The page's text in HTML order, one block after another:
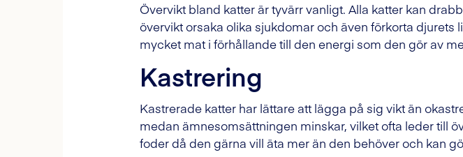
Övervikt bland katter är tyvärr vanligt. Alla katter kan
övervikt orsaka olika sjukdomar och även förkorta djurets
mycket mat i förhållande till den energi som den gör av
Kastrering
Kastrerade katter har lättare att lägga på sig vikt än
medan ämnesomsättningen minskar, vilket ofta leder till
foder då den gärna vill äta mer än den behöver och kan